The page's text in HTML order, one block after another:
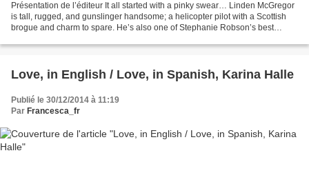
Présentation de l’éditeur It all started with a pinky swear… Linden McGregor
is tall, rugged, and gunslinger handsome; a helicopter pilot with a Scottish
brogue and charm to spare. He’s also one of Stephanie Robson’s best
Love, in English / Love, in Spanish, Karina Halle
Publié le 30/12/2014 à 11:19
Par Francesca_fr